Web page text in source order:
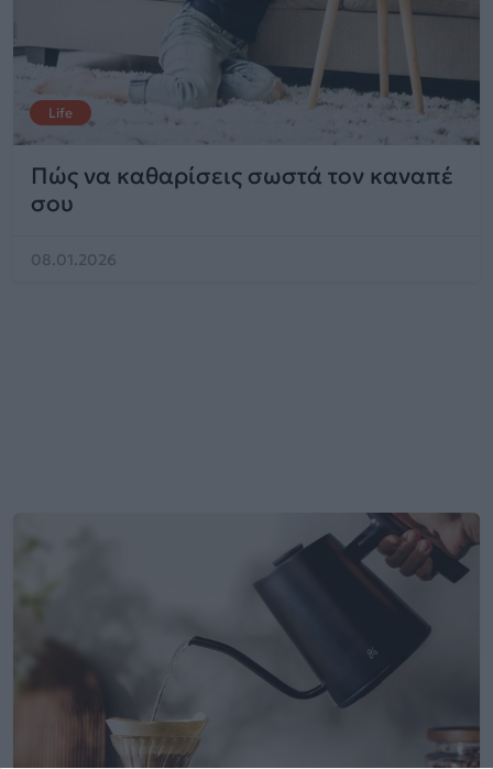
Life
Πώς να καθαρίσεις σωστά τον καναπέ
σου
08.01.2026